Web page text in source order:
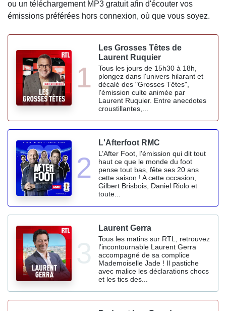
ou un téléchargement MP3 gratuit afin d'écouter vos
émissions préférées hors connexion, où que vous soyez.
1
Les Grosses Têtes de
Laurent Ruquier
Tous les jours de 15h30 à 18h,
plongez dans l'univers hilarant et
décalé des "Grosses Têtes",
l'émission culte animée par
Laurent Ruquier. Entre anecdotes
croustillantes,...
2
L'Afterfoot RMC
L’After Foot, l'émission qui dit tout
haut ce que le monde du foot
pense tout bas, fête ses 20 ans
cette saison ! A cette occasion,
Gilbert Brisbois, Daniel Riolo et
toute...
3
Laurent Gerra
Tous les matins sur RTL, retrouvez
l’incontournable Laurent Gerra
accompagné de sa complice
Mademoiselle Jade ! Il pastiche
avec malice les déclarations chocs
et les tics des...